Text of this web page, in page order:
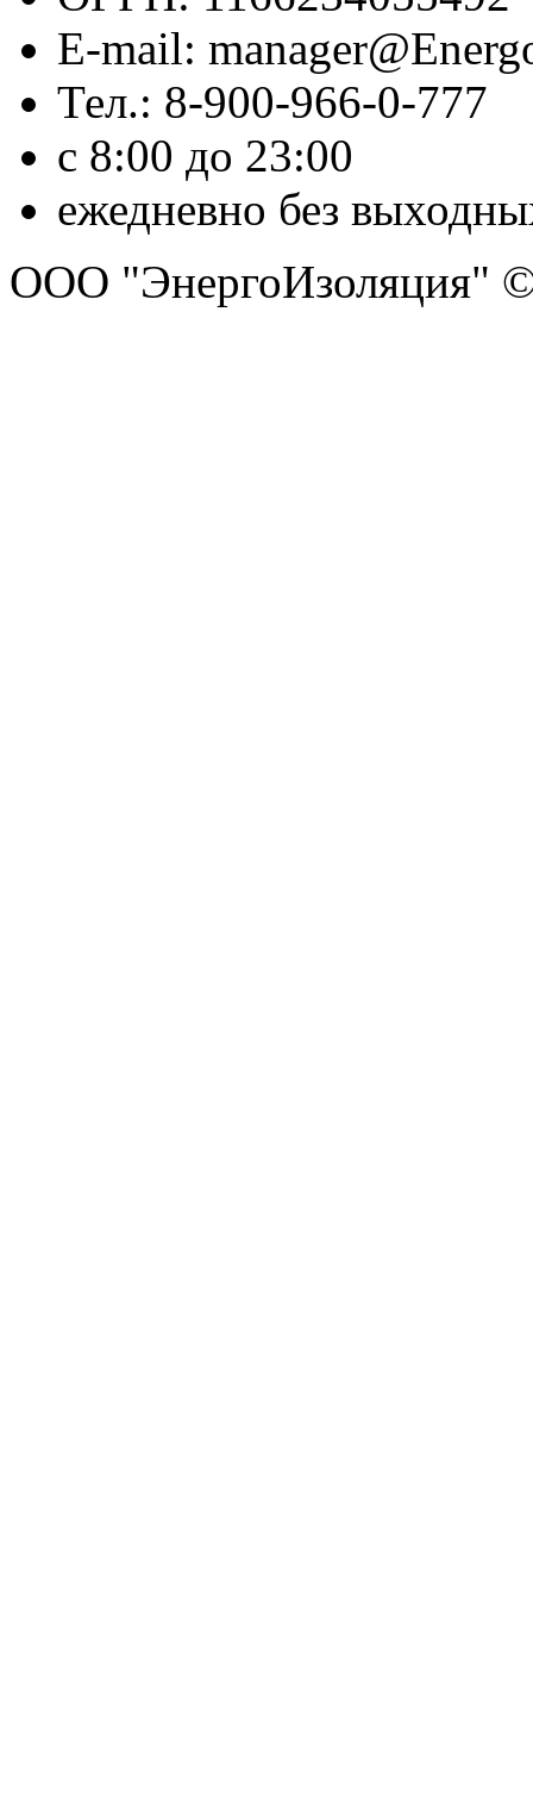
E-mail:
Тел.: 8-900-966-0-777
с 8:00 до 23:00
ежедневно без
ООО "ЭнергоИзоляция"